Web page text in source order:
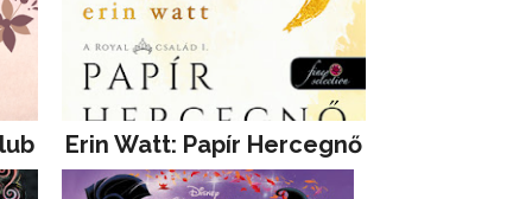
Erin Watt: Papír Hercegnő